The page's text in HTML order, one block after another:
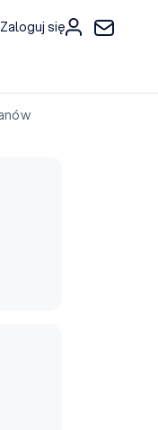
Zaloguj się